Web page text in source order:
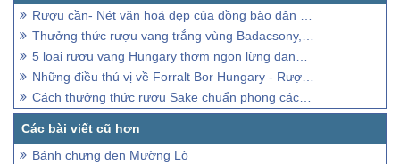
Rượu cần- Nét văn hoá đẹp của đồng bào dân tộc Tây Nguyên
Thưởng thức rượu vang trắng vùng Badacsony, Balaton
5 loại rượu vang Hungary thơm ngon lừng danh thế giới
Những điều thú vị về Forralt Bor Hungary - Rượu vang nóng Hungary
Cách thưởng thức rượu Sake chuẩn phong cách Nhật
Bánh chưng đen Mường Lò